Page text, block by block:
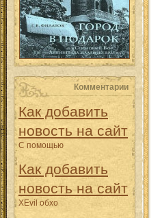
Комментарии
Как добавить
новость на сайт
С помощью
Как добавить
новость на сайт
XEvil обхо